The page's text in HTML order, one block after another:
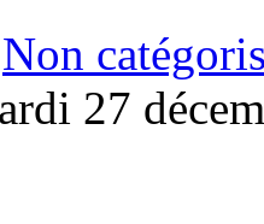
Non
27